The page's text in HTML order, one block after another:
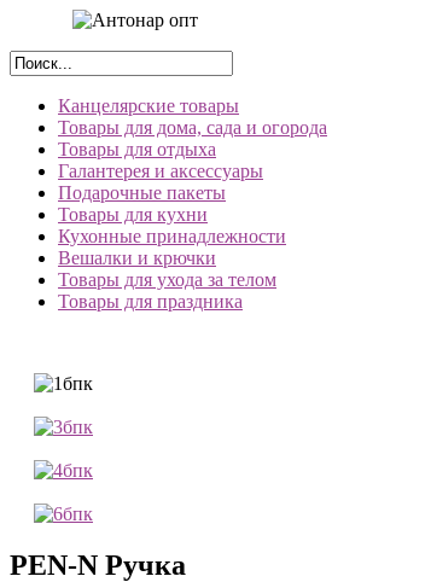
Канцелярские товары
Товары для дома, сада и огорода
Товары для отдыха
Галантерея и аксессуары
Подарочные пакеты
Товары для кухни
Кухонные принадлежности
Вешалки и крючки
Товары для ухода за телом
Товары для праздника
PEN-N Ручка